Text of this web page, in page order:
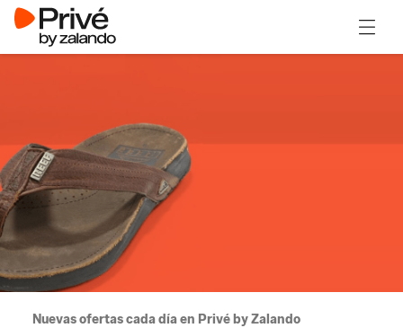
Nuevas ofertas cada día en Privé by Zalando